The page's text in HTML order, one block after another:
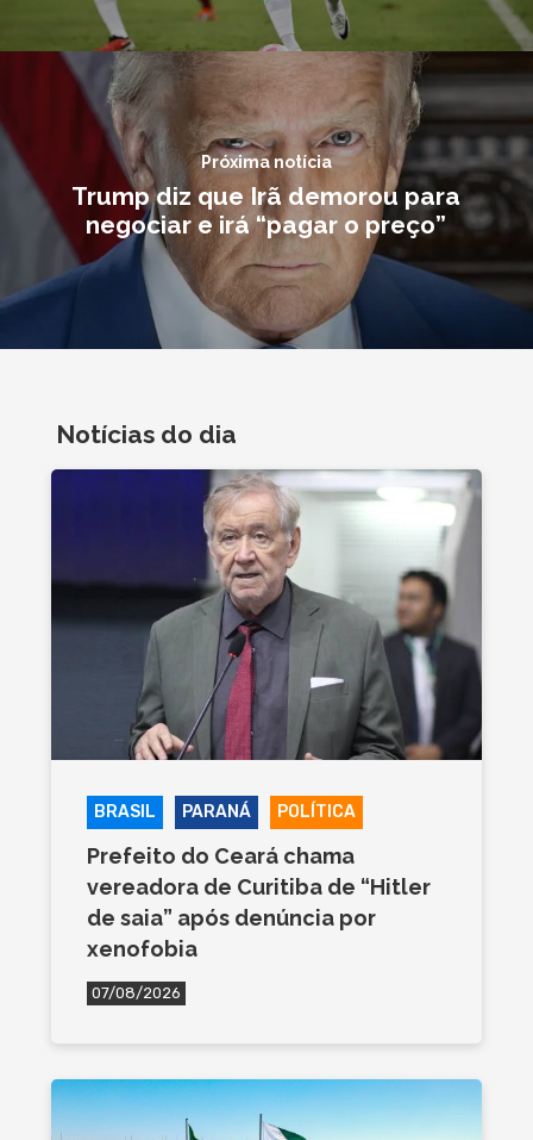
Próxima notícia
Trump diz que Irã demorou para
negociar e irá “pagar o preço”
Notícias do dia
BRASIL PARANÁ POLÍTICA
Prefeito do Ceará chama
vereadora de Curitiba de “Hitler
de saia” após denúncia por
xenofobia
07/08/2026